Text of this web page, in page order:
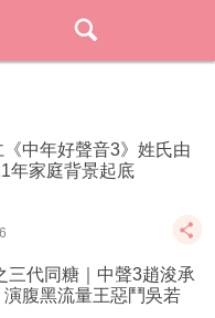
《中年好聲音3》姓氏由
年家庭背景起底
三代同糖｜中聲3趙浚承
演腹黑流量王惡鬥吳若